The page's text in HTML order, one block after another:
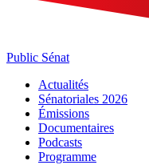
Public Sénat
Actualités
Sénatoriales 2026
Émissions
Documentaires
Podcasts
Programme